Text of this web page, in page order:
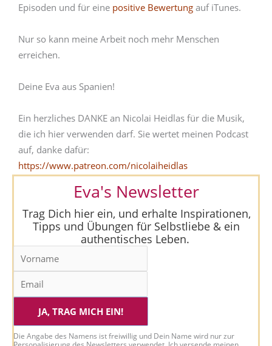
Episoden und für eine positive Bewertung auf iTunes.
Nur so kann meine Arbeit noch mehr Menschen
erreichen.
Deine Eva aus Spanien!
Ein herzliches DANKE an Nicolai Heidlas für die Musik,
die ich hier verwenden darf. Sie wertet meinen Podcast
auf, danke dafür:
https://www.patreon.com/nicolaiheidlas
Eva's Newsletter
Trag Dich hier ein, und erhalte Inspirationen,
Tipps und Übungen für Selbstliebe & ein
authentisches Leben.
JA, TRAG MICH EIN!
Die Angabe des Namens ist freiwillig und Dein Name wird nur zur